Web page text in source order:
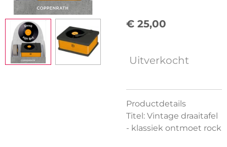
€ 25,00
Uitverkocht
Productdetails
Titel: Vintage draaitafel
- klassiek ontmoet rock